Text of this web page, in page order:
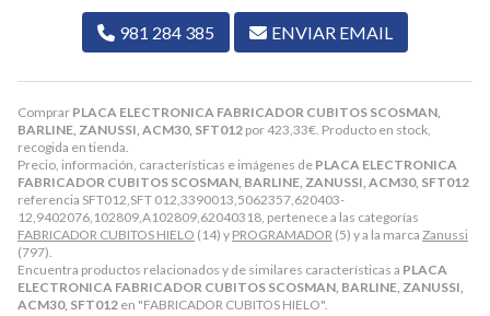
Comprar PLACA ELECTRONICA FABRICADOR CUBITOS SCOSMAN,
BARLINE, ZANUSSI, ACM30, SFT012 por423,33€ . Producto en stock,
recogida en tienda.
Precio, información, características e imágenes de PLACA ELECTRONICA
FABRICADOR CUBITOS SCOSMAN, BARLINE, ZANUSSI, ACM30, SFT012
referencia SFT012,SFT 012,3390013,5062357,620403-
12,9402076,102809,A102809,62040318, pertenece a las categorías
FABRICADOR CUBITOS HIELO (14) y PROGRAMADOR (5) y a la marca Zanussi
(797).
Encuentra productos relacionados y de similares características a PLACA
ELECTRONICA FABRICADOR CUBITOS SCOSMAN, BARLINE, ZANUSSI,
ACM30, SFT012 en "FABRICADOR CUBITOS HIELO".
981 284 385 ENVIAR EMAIL